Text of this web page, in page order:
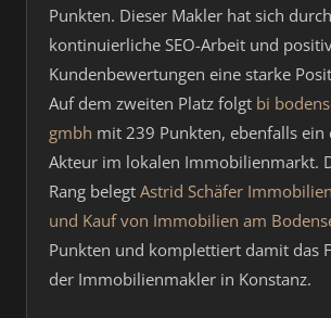
Punkten. Dieser Makler hat sich durch
kontinuierliche SEO-Arbeit und
Kundenbewertungen eine starke
Auf dem zweiten Platz folgt bi
gmbh mit 239 Punkten, ebenfalls ein
Akteur im lokalen Immobilienmarkt.
Rang belegt Astrid Schäfer
und Kauf von Immobilien am
Punkten und komplettiert damit das
der Immobilienmakler in Konstanz.